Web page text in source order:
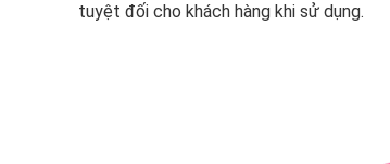
tuyệt đối cho khách hàng khi sử dụng.